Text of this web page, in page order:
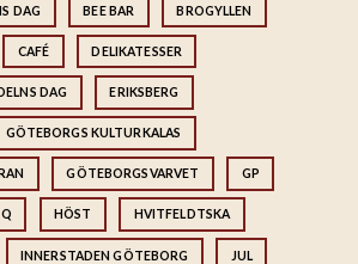
DAG BEE BAR BROGYLLEN
CAFÉ DELIKATESSER
DAG ERIKSBERG
GÖTEBORGS KULTURKALAS
GÖTEBORGSVARVET GP
HÖST HVITFELDTSKA
INNERSTADEN GÖTEBORG JUL